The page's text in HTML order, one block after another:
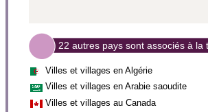
22 autres pays sont associés à la
Villes et villages en Algérie
Villes et villages en Arabie saoudite
Villes et villages au Canada